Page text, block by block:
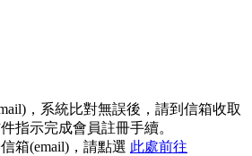
，系統比對無誤後，請到信箱收取
指示完成會員註冊手續。
箱(email)，請點選 此處前往